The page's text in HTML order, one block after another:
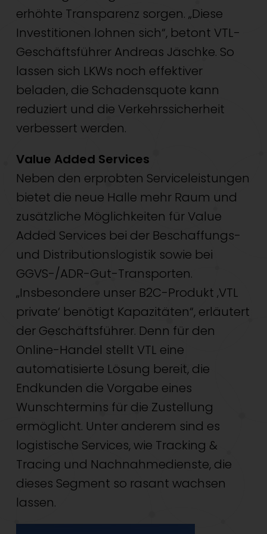
erhöhte Transparenz sorgen. „Diese
Investitionen lohnen sich“, betont VTL-
Geschäftsführer Andreas Jäschke. So
lassen sich LKWs noch effektiver
beladen, die Schadensquote kann
reduziert und die Verkehrssicherheit
verbessert werden.
Value Added Services
Neben den erprobten Serviceleistungen
bietet die neue Halle mehr Raum und
zusätzliche Möglichkeiten für Value
Added Services bei der Beschaffungs-
und Distributionslogistik sowie bei
GGVS-/ADR-Gut-Transporten.
„Insbesondere unser B2C-Produkt ‚VTL
private‘ benötigt Kapazitäten“, erläutert
der Geschäftsführer. Denn für den
Online-Handel stellt VTL eine
automatisierte Lösung bereit, die
Endkunden die Vorgabe eines
Wunschtermins für die Zustellung
ermöglicht. Unter anderem sind es
logistische Services, wie Tracking &
Tracing und Nachnahmedienste, die
dieses Segment so rasant wachsen
lassen.